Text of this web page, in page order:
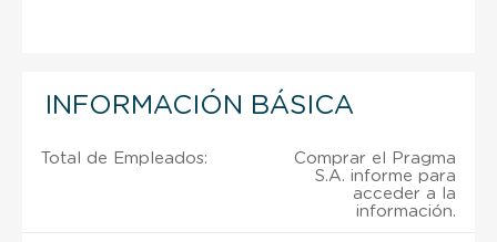
INFORMACIÓN BÁSICA
Total de Empleados:
Comprar el Pragma
S.A. informe para
acceder a la
información.